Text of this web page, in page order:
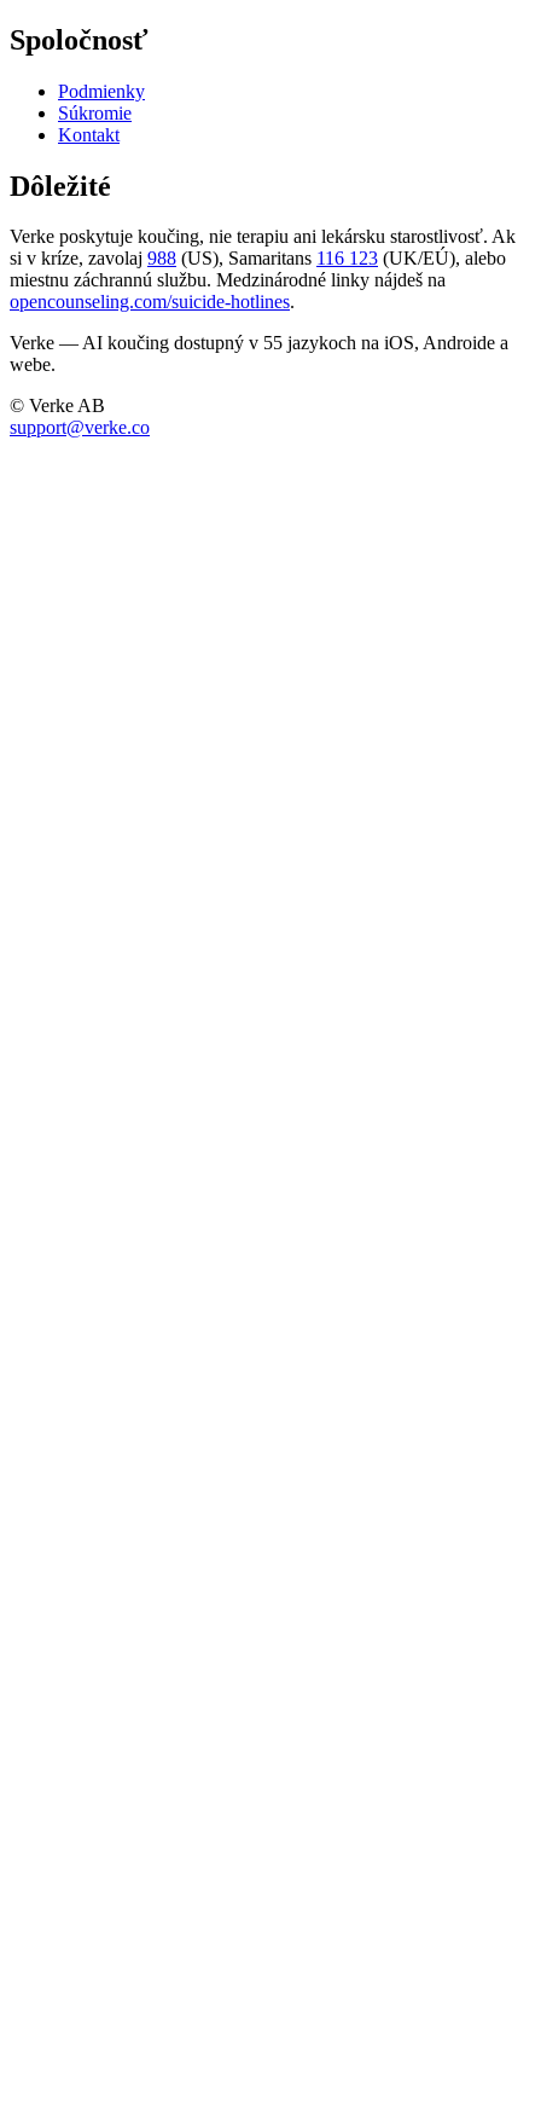
Spoločnosť
Podmienky
Súkromie
Kontakt
Dôležité
Verke poskytuje koučing, nie terapiu ani lekársku starostlivosť. Ak
si v kríze, zavolaj 988 (US), Samaritans 116 123 (UK/EÚ), alebo
miestnu záchrannú službu. Medzinárodné linky nájdeš na
opencounseling.com/suicide-hotlines.
Verke — AI koučing dostupný v 55 jazykoch na iOS, Androide a
webe.
© Verke AB
support@verke.co